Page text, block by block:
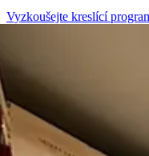
Vyzkoušejte kreslící